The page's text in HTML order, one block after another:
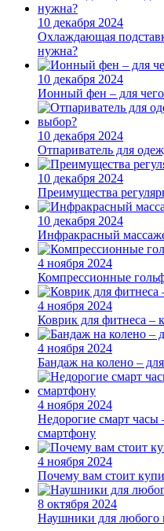
10 декабря 2024
Охлаждающая
нужна?
10 декабря 2024
Ионный фен – для чего
10 декабря 2024
Отпариватель для
10 декабря 2024
Преимущества
10 декабря 2024
Инфракрасный
4 ноября 2024
Компрессионные
4 ноября 2024
Коврик для фитнеса –
4 ноября 2024
Бандаж на колено –
4 ноября 2024
Недорогие смарт
смартфону
4 ноября 2024
Почему вам стоит
8 октября 2024
Наушники для любого